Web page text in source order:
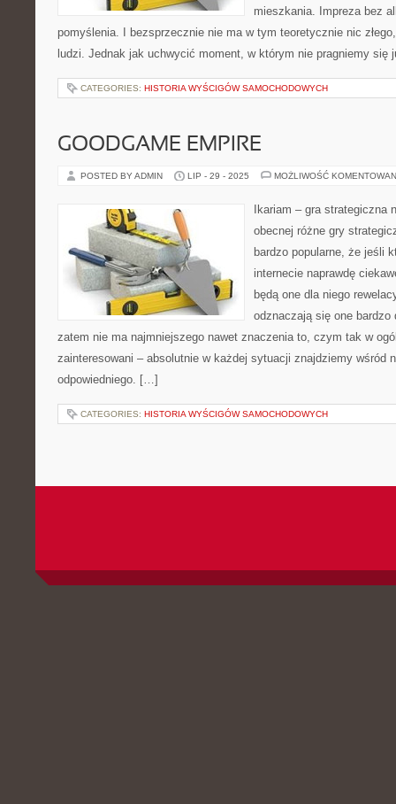
mieszkania. Impreza bez
pomyślenia. I bezsprzecznie nie ma w tym teoretycznie nic
ludzi. Jednak jak uchwycić moment, w którym nie pragniemy
CATEGORIES: HISTORIA WYŚCIGÓW SAMOCHODOWYCH
GOODGAME EMPIRE
POSTED BY ADMIN LIP - 29 - 2025 MOŻLIWOŚĆ
Ikariam – gra strategiczna
obecnej różne gry
bardzo popularne, że jeśli
internecie naprawdę
będą one dla niego
odznaczają się one
zatem nie ma najmniejszego nawet znaczenia to, czym tak w
zainteresowani – absolutnie w każdej sytuacji znajdziemy wśród
odpowiedniego. […]
CATEGORIES: HISTORIA WYŚCIGÓW SAMOCHODOWYCH